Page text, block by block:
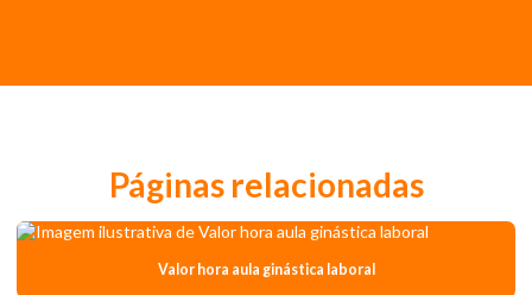
Páginas relacionadas
Valor hora aula ginástica laboral